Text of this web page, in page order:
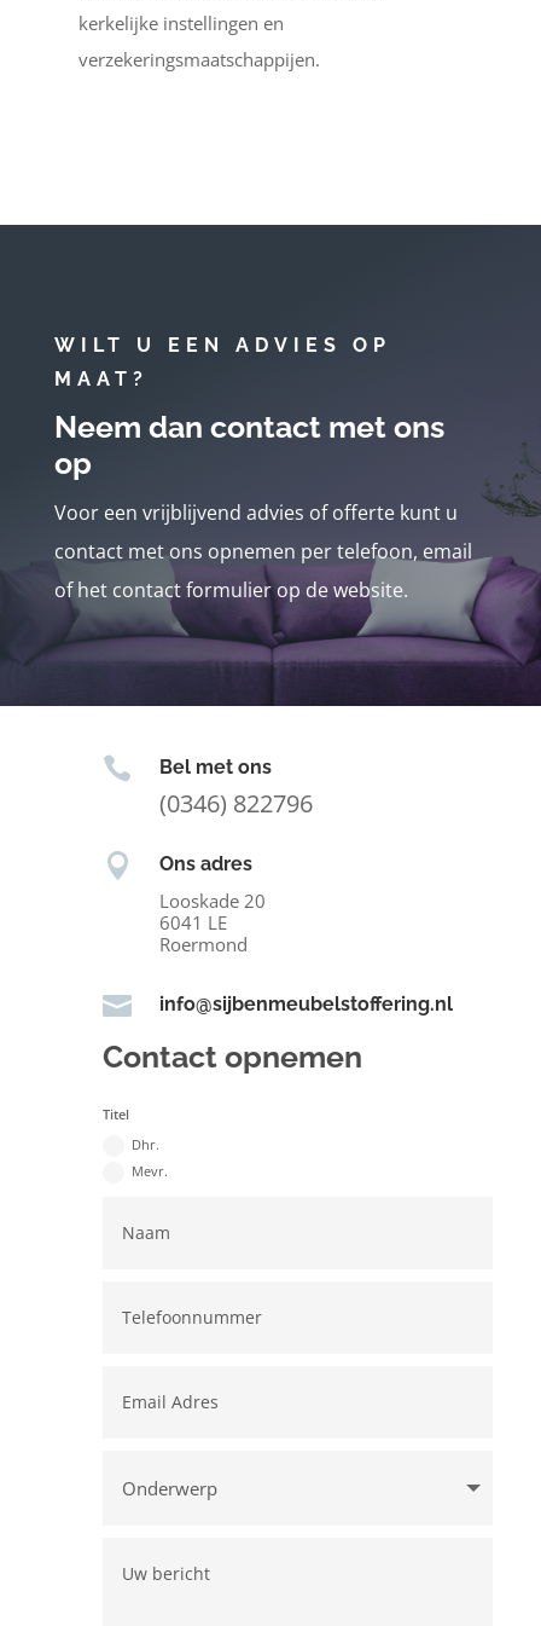
kerkelijke instellingen en
verzekeringsmaatschappijen.
WILT U EEN ADVIES OP
MAAT?
Neem dan contact met ons
op
Voor een vrijblijvend advies of offerte kunt u
contact met ons opnemen per telefoon, email
of het contact formulier op de website.
 Bel met ons
(0346) 822796
 Ons adres
Looskade 20
6041 LE
Roermond
 info@sijbenmeubelstoffering.nl
Contact opnemen
Titel
Dhr.
Mevr.